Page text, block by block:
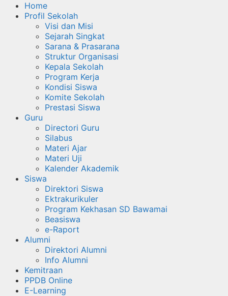
Home
Profil Sekolah
Visi dan Misi
Sejarah Singkat
Sarana & Prasarana
Struktur Organisasi
Kepala Sekolah
Program Kerja
Kondisi Siswa
Komite Sekolah
Prestasi Siswa
Guru
Directori Guru
Silabus
Materi Ajar
Materi Uji
Kalender Akademik
Siswa
Direktori Siswa
Ektrakurikuler
Program Kekhasan SD Bawamai
Beasiswa
e-Raport
Alumni
Direktori Alumni
Info Alumni
Kemitraan
PPDB Online
E-Learning